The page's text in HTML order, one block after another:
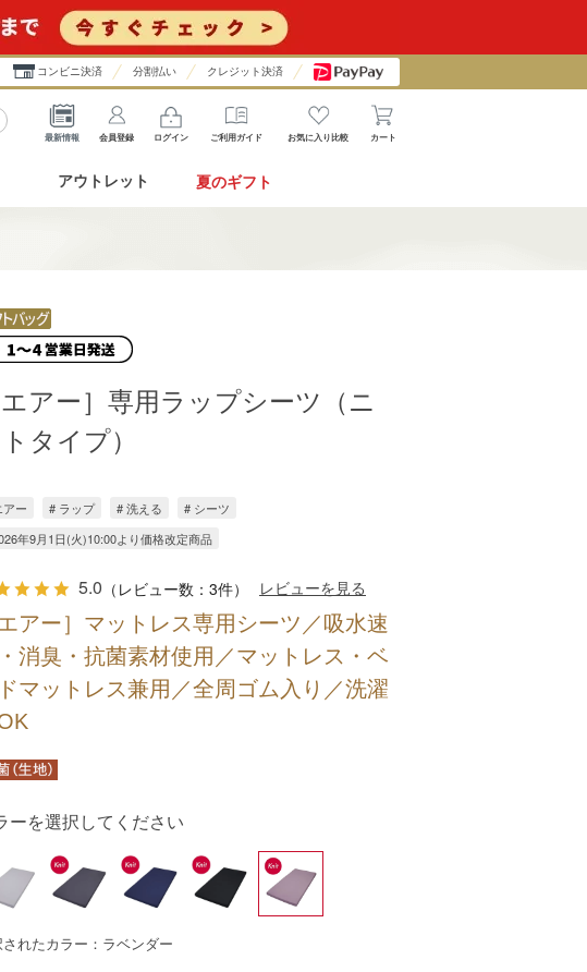
コンビニ決済 分割払い クレジット決済
最新情報 会員登録 ログイン ご利用ガイド お気に入り比較 カート
アウトレット 夏のギフト
エアー］マットレス専用シーツ／吸水速
消臭・抗菌素材使用／マットレス・ベ
マットレス兼用／全周ゴム入り／洗濯
エアー］専用ラップシーツ（ニ
タイプ）
ー # ラップ # 洗える
# シーツ
年9月1日(火)10:00より価格改定商品
5.0 （レビュー数：3件） レビューを見る
ーを選択してください
れたカラー：ラベンダー